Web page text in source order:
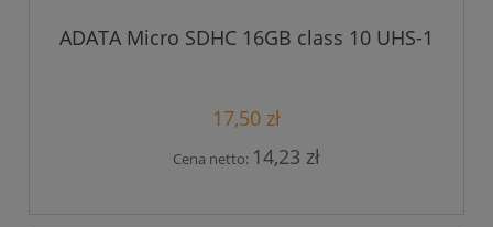
ADATA Micro SDHC 16GB class 10 UHS-1
17,50 zł
Cena netto: 14,23 zł